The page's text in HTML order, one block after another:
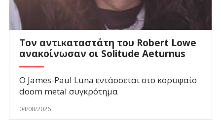
Τον αντικαταστάτη του Robert Lowe
ανακοίνωσαν οι Solitude Aeturnus
Ο James-Paul Luna εντάσσεται στο κορυφαίο
doom metal συγκρότημα
04/08/2026